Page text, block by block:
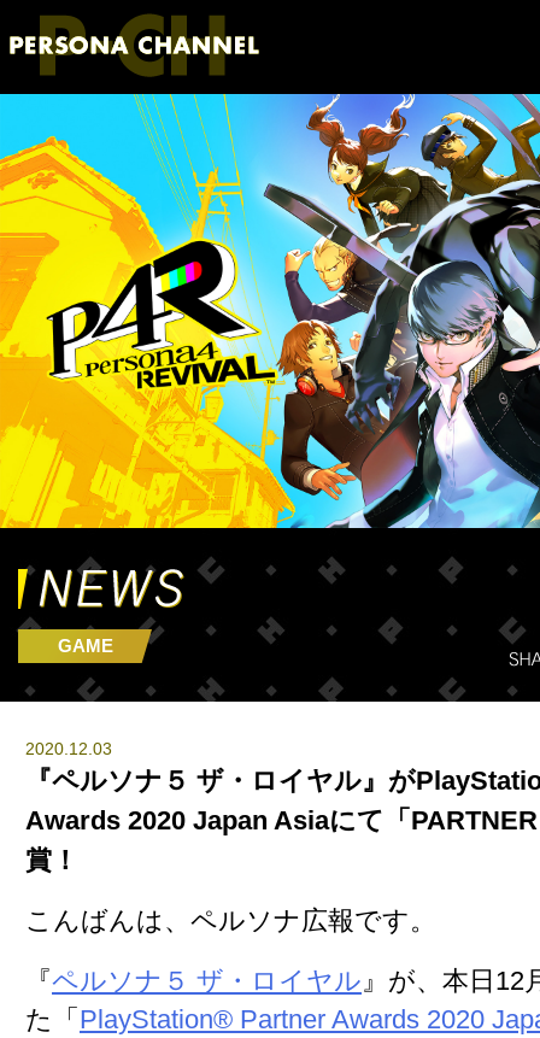
GAME
2020.12.03
『ペルソナ５ ザ・ロイヤル』が
Awards 2020 Japan Asiaにて「
賞！
こんばんは、ペルソナ広報です。
『ペルソナ５ ザ・ロイヤル』が、本日12
た「 PlayStation® Partner Awards 2020